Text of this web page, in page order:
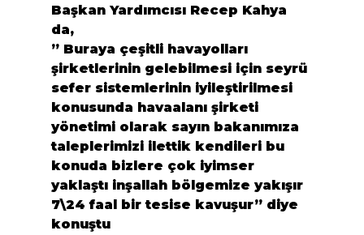
Başkan Yardımcısı Recep Kahya
da,
” Buraya çeşitli havayolları
şirketlerinin gelebilmesi için seyrü
sefer sistemlerinin iyileştirilmesi
konusunda havaalanı şirketi
yönetimi olarak sayın bakanımıza
taleplerimizi ilettik kendileri bu
konuda bizlere çok iyimser
yaklaştı inşallah bölgemize yakışır
7\24 faal bir tesise kavuşur” diye
konuştu